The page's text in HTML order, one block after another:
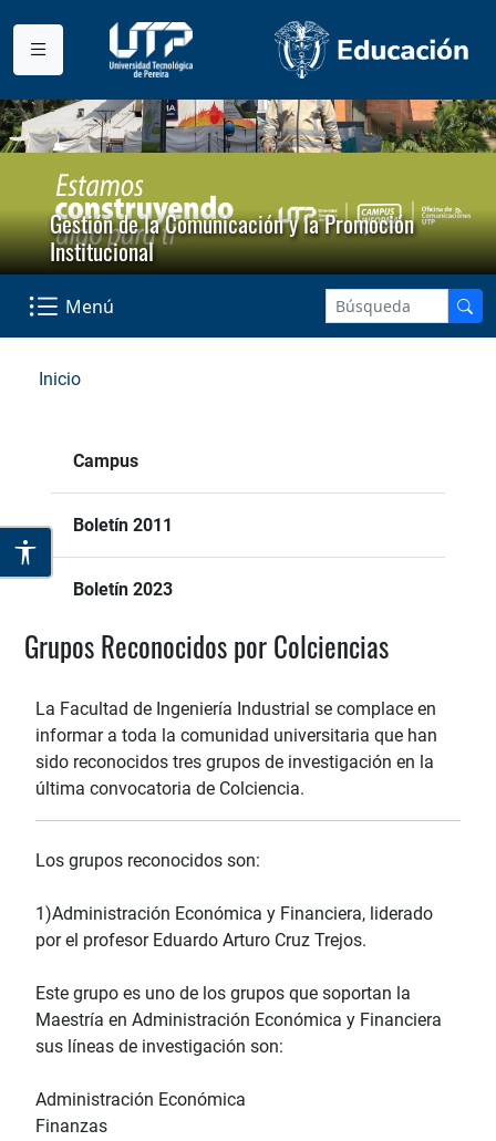
Gestión de la Comunicación y la Promoción
Institucional
Menú
Inicio
Campus
Boletín 2011
Boletín 2023
Grupos Reconocidos por Colciencias
La Facultad de Ingeniería Industrial se complace en
informar a toda la comunidad universitaria que han
sido reconocidos tres grupos de investigación en la
última convocatoria de Colciencia.
Los grupos reconocidos son:
1)Administración Económica y Financiera, liderado
por el profesor Eduardo Arturo Cruz Trejos.
Este grupo es uno de los grupos que soportan la
Maestría en Administración Económica y Financiera
sus líneas de investigación son:
Administración Económica
Finanzas